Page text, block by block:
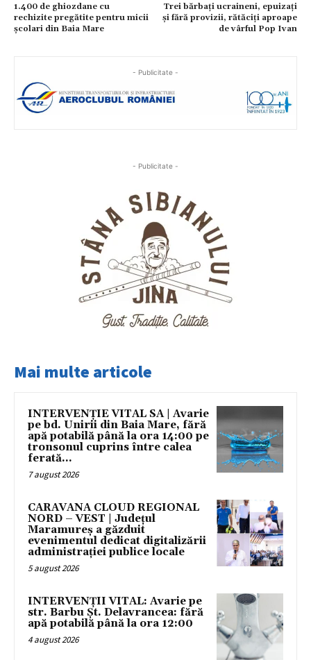
1.400 de ghiozdane cu
rechizite pregătite pentru micii
școlari din Baia Mare
Trei bărbați ucraineni, epuizați
și fără provizii, rătăciți aproape
de vârful Pop Ivan
- Publicitate -
- Publicitate -
Mai multe articole
INTERVENȚIE VITAL SA | Avarie
pe bd. Unirii din Baia Mare, fără
apă potabilă până la ora 14:00 pe
tronsonul cuprins între calea
ferată...
7 august 2026
CARAVANA CLOUD REGIONAL
NORD – VEST | Județul
Maramureș a găzduit
evenimentul dedicat digitalizării
administrației publice locale
5 august 2026
INTERVENȚII VITAL: Avarie pe
str. Barbu Șt. Delavrancea: fără
apă potabilă până la ora 12:00
4 august 2026